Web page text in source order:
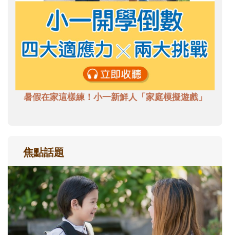
暑假在家這樣練！小一新鮮人「家庭模擬遊戲」
焦點話題
和孩子一起長大的那個男人│讀懂父親的
不同模樣
沒有人天生就擅長當爸爸！男人總是在一次